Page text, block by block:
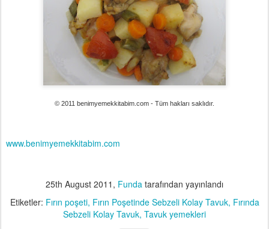
© 2011 benimyemekkitabim.com - Tüm hakları saklıdır.
www.benimyemekkitabim.com
25th August 2011 , Funda tarafından yayınlandı
Etiketler: Fırın poşeti Fırın Poşetinde Sebzeli Kolay Tavuk Fırında
Sebzeli Kolay Tavuk Tavuk yemekleri